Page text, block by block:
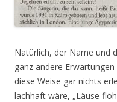
Natürlich, der Name und
ganz andere
diese Weise gar nichts
lachhaft wäre, „Läuse